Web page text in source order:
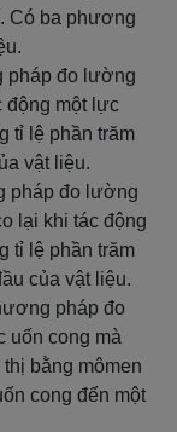
Có ba phương
pháp đo lường
động một lực
tỉ lệ phần trăm
vật liệu.
pháp đo lường
lại khi tác động
tỉ lệ phần trăm
của vật liệu.
pháp đo
uốn cong mà
bằng mômen
cong đến một